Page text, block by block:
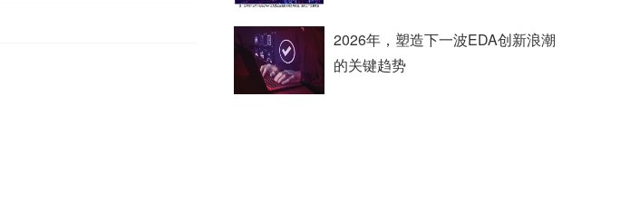
2026年，塑造下一波EDA创新浪潮
的关键趋势